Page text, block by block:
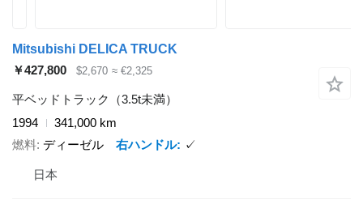
Mitsubishi DELICA TRUCK
￥427,800
$2,670 ≈ €2,325
平ベッドトラック（3.5t未満）
1994
341,000 km
燃料 ディーゼル 右ハンドル ✓
日本